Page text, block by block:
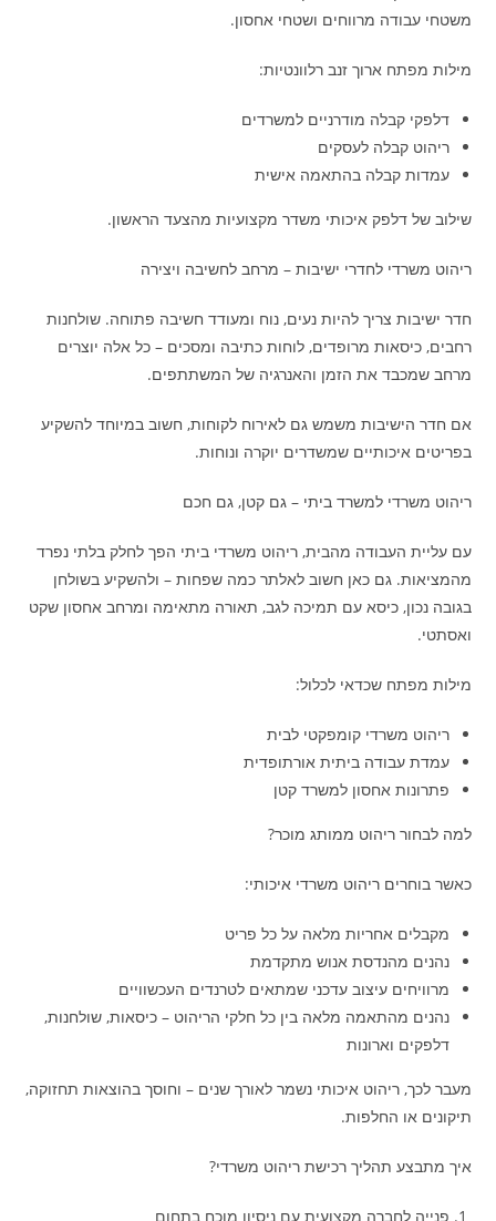
משטחי עבודה מרווחים ושטחי אחסון.
מילות מפתח ארוך זנב רלוונטיות:
דלפקי קבלה מודרניים למשרדים
ריהוט קבלה לעסקים
עמדות קבלה בהתאמה אישית
שילוב של דלפק איכותי משדר מקצועיות מהצעד הראשון.
ריהוט משרדי לחדרי ישיבות – מרחב לחשיבה ויצירה
חדר ישיבות צריך להיות נעים, נוח ומעודד חשיבה פתוחה. שולחנות
רחבים, כיסאות מרופדים, לוחות כתיבה ומסכים – כל אלה יוצרים
מרחב שמכבד את הזמן והאנרגיה של המשתתפים.
אם חדר הישיבות משמש גם לאירוח לקוחות, חשוב במיוחד להשקיע
בפריטים איכותיים שמשדרים יוקרה ונוחות.
ריהוט משרדי למשרד ביתי – גם קטן, גם חכם
עם עליית העבודה מהבית, ריהוט משרדי ביתי הפך לחלק בלתי נפרד
מהמציאות. גם כאן חשוב לאלתר כמה שפחות – ולהשקיע בשולחן
בגובה נכון, כיסא עם תמיכה לגב, תאורה מתאימה ומרחב אחסון שקט
ואסתטי.
מילות מפתח שכדאי לכלול:
ריהוט משרדי קומפקטי לבית
עמדת עבודה ביתית אורתופדית
פתרונות אחסון למשרד קטן
למה לבחור ריהוט ממותג מוכר?
כאשר בוחרים ריהוט משרדי איכותי:
מקבלים אחריות מלאה על כל פריט
נהנים מהנדסת אנוש מתקדמת
מרוויחים עיצוב עדכני שמתאים לטרנדים העכשוויים
נהנים מהתאמה מלאה בין כל חלקי הריהוט – כיסאות, שולחנות,
דלפקים וארונות
מעבר לכך, ריהוט איכותי נשמר לאורך שנים – וחוסך בהוצאות תחזוקה,
תיקונים או החלפות.
איך מתבצע תהליך רכישת ריהוט משרדי?
פנייה לחברה מקצועית עם ניסיון מוכח בתחום